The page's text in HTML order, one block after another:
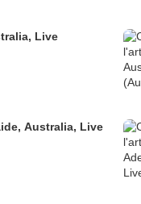
Live
Australia, Live